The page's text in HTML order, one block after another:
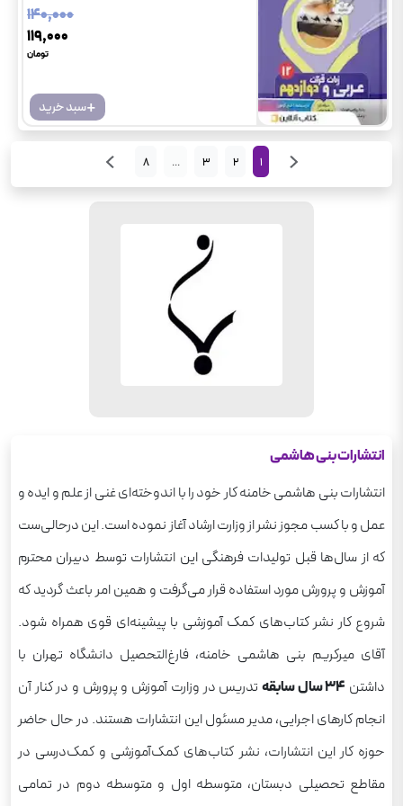
+سبد خرید
۱۴۰٬۰۰۰
۱۱۹٬۰۰۰
تومان
1
2
3
...
8
انتشارات بنی هاشمی
انتشارات بنی هاشمی خامنه کار خود را با اندوخته‌ای غنی از علم و ایده و
عمل و با کسب مجوز نشر از وزارت ارشاد آغاز نموده است. این درحالی‌ست
که از سال‌ها قبل تولیدات فرهنگی این انتشارات توسط دبیران محترم
آموزش و پرورش مورد استفاده قرار می‌گرفت و همین امر باعث گردید که
شروع کار نشر کتاب‌های کمک آموزشی با پیشینه‌ای قوی همراه شود.
آقای میرکریم بنی هاشمی خامنه، فارغ‌التحصیل دانشگاه تهران با
داشتن ۳۴ سال سابقه
تدریس در وزارت آموزش و پرورش و در کنار آن
انجام کارهای اجرایی، مدیر مسئول این انتشارات هستند. در حال حاضر
حوزه کار این انتشارات، نشر کتاب‌های کمک‌آموزشی و کمک‌درسی در
مقاطع تحصیلی دبستان، متوسطه اول و متوسطه دوم در تمامی